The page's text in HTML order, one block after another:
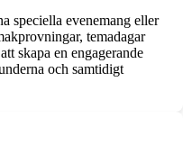
speciella evenemang eller
temadagar
skapa en engagerande
och samtidigt